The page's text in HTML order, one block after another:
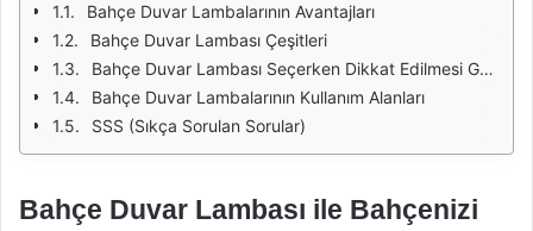
Bahçe Duvar Lambalarının Avantajları
Bahçe Duvar Lambası Çeşitleri
Bahçe Duvar Lambası Seçerken Dikkat Edilmesi Gerekenler
Bahçe Duvar Lambalarının Kullanım Alanları
SSS (Sıkça Sorulan Sorular)
Bahçe Duvar Lambası ile Bahçenizi